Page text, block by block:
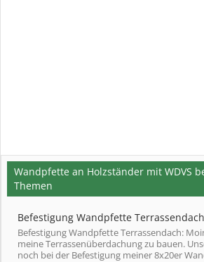
Wandpfette an Holzständer mit WDVS
Themen
Befestigung Wandpfette Terrassendach
Befestigung Wandpfette Terrassendach:
meine Terrassenüberdachung zu bauen.
noch bei der Befestigung meiner 8x20er